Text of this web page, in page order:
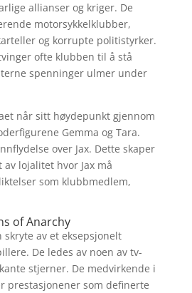
allianser og kriger. De
motorsykkelklubber,
og korrupte politistyrker.
ofte klubben til å stå
spenninger ulmer under
når sitt høydepunkt gjennom
Gemma og Tara.
over Jax. Dette skaper
lojalitet hvor Jax må
som klubbmedlem,
of Anarchy
skryte av et eksepsjonelt
De ledes av noen av tv-
stjerner. De medvirkende i
prestasjonener som definerte